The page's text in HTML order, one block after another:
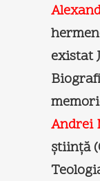
existat
Andrei
știință